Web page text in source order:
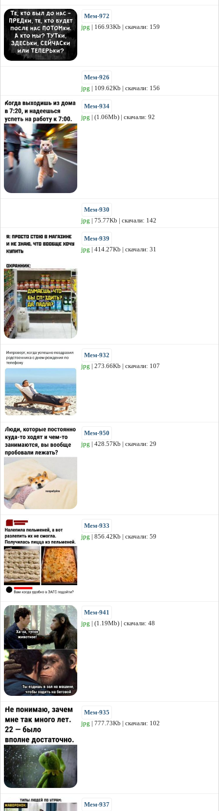
Мем-972
jpg | 166.93Kb | скачали: 159
Мем-926
jpg | 109.62Kb | скачали: 156
Мем-934
jpg | (1.06Mb) | скачали: 92
Мем-930
jpg | 75.77Kb | скачали: 142
Мем-939
jpg | 414.27Kb | скачали: 31
Мем-932
jpg | 273.66Kb | скачали: 107
Мем-950
jpg | 428.57Kb | скачали: 29
Мем-933
jpg | 856.42Kb | скачали: 59
Мем-941
jpg | (1.19Mb) | скачали: 48
Мем-935
jpg | 777.73Kb | скачали: 102
Мем-937